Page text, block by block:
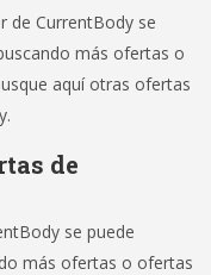
de CurrentBody se
más ofertas o
aquí otras ofertas
de
se puede
más ofertas o ofertas